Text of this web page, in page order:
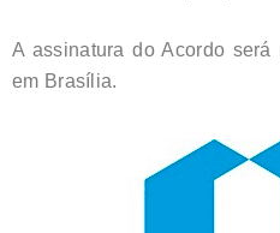
A assinatura do Acordo
em Brasília.